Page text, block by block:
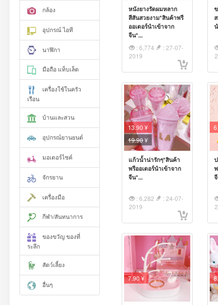
กล้อง
อุปกรณ์ ไอที
นาฬิกา
มือถือ แท็บเล็ต
เครื่องใช้ในครัว
เรือน
บ้านและสวน
อุปกรณ์ยานยนต์
มอเตอร์ไซค์
จักรยาน
เครื่องมือ
กีฬา/สันทนาการ
ของขวัญ ของที่
ระลึก
สัตว์เลี้ยง
อื่นๆ
หนังยางรัดผมหลาก
สีสันสวยงาม*สินค้าพรี
ออเดอร์นำเข้าจาก
จีน*...
: 6,774
: 27-07-
2019
13.90 ¥
19.90¥
แก้วน้ำน่ารักๆ*สินค้า
พรีออเดอร์นำเข้าจาก
จีน*...
: 6,282
: 24-07-
2019
7.90 ¥